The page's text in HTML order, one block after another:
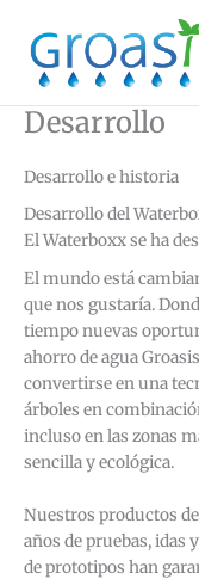
contenido
Desarrollo
Desarrollo e historia
Desarrollo del
El Waterboxx se ha
El mundo está
que nos gustaría.
tiempo nuevas
ahorro de agua
convertirse en una
árboles en
incluso en las zonas
sencilla y ecológica.
Nuestros productos
años de pruebas, idas
de prototipos han